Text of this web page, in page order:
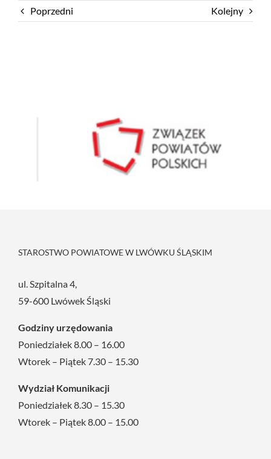
Poprzedni Kolejny
STAROSTWO POWIATOWE W LWÓWKU ŚLĄSKIM
ul. Szpitalna 4,
59-600 Lwówek Śląski
Godziny urzędowania
Poniedziałek 8.00 – 16.00
Wtorek – Piątek 7.30 – 15.30
Wydział Komunikacji
Poniedziałek 8.30 – 15.30
Wtorek – Piątek 8.00 – 15.00